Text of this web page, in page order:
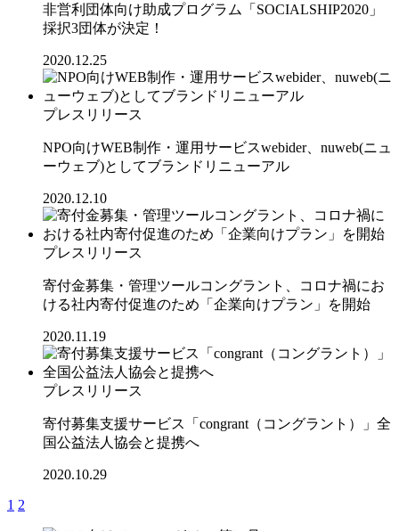
非営利団体向け助成プログラム「SOCIALSHIP2020」
採択3団体が決定！
2020.12.25
プレスリリース
NPO向けWEB制作・運用サービスwebider、nuweb(ニュ
ーウェブ)としてブランドリニューアル
2020.12.10
プレスリリース
寄付金募集・管理ツールコングラント、コロナ禍にお
ける社内寄付促進のため「企業向けプラン」を開始
2020.11.19
プレスリリース
寄付募集支援サービス「congrant（コングラント）」全
国公益法人協会と提携へ
2020.10.29
1 2